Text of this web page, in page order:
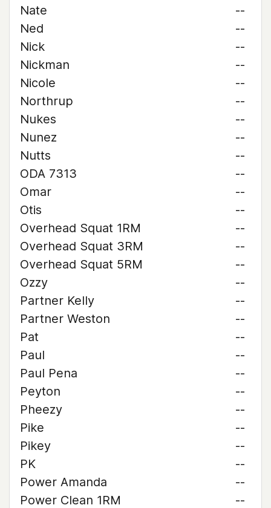
Nate
--
Ned
--
Nick
--
Nickman
--
Nicole
--
Northrup
--
Nukes
--
Nunez
--
Nutts
--
ODA 7313
--
Omar
--
Otis
--
Overhead Squat 1RM
--
Overhead Squat 3RM
--
Overhead Squat 5RM
--
Ozzy
--
Partner Kelly
--
Partner Weston
--
Pat
--
Paul
--
Paul Pena
--
Peyton
--
Pheezy
--
Pike
--
Pikey
--
PK
--
Power Amanda
--
Power Clean 1RM
--